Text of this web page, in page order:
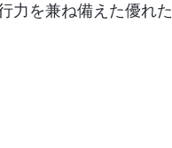
力を兼ね備えた優れた